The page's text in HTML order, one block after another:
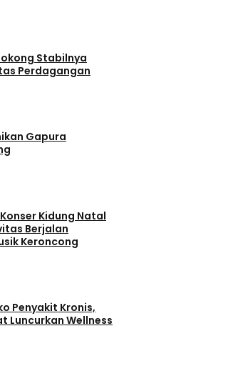
Stabilnya
Perdagangan
Gapura
Kidung Natal
Berjalan
Keroncong
Penyakit Kronis,
Luncurkan Wellness